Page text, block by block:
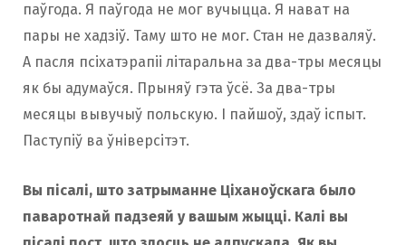
паўгода. Я паўгода не мог вучыцца. Я нават на
пары не хадзіў. Таму што не мог. Стан не дазваляў.
А пасля псіхатэрапіі літаральна за два-тры месяцы
як бы адумаўся. Прыняў гэта ўсё. За два-тры
месяцы вывучыў польскую. І пайшоў, здаў іспыт.
Паступіў ва ўніверсітэт.
Вы пісалі, што затрыманне Ціханоўскага было
паваротнай падзеяй у вашым жыцці. Калі вы